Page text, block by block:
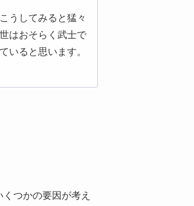
うしてみると猛々
はおそらく武士で
いると思います。
つかの要因が考え